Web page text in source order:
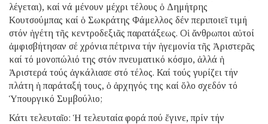
λέγεται), καί νά μένουν μέχρι τέλους ὁ Δημήτρης
Κουτσούμπας καί ὁ Σωκράτης Φάμελλος δέν περιποιεῖ τιμή
στόν ἡγέτη τῆς κεντροδεξιᾶς παρατάξεως. Οἱ ἄνθρωποι αὐτοί
ἀμφισβήτησαν σέ χρόνια πέτρινα τήν ἡγεμονία τῆς Ἀριστερᾶς
καί τό μονοπώλιό της στόν πνευματικό κόσμο, ἀλλά ἡ
Ἀριστερά τούς ἀγκάλιασε στό τέλος. Καί τούς γυρίζει τήν
πλάτη ἡ παράταξή τους, ὁ ἀρχηγός της καί ὅλο σχεδόν τό
Ὑπουργικό Συμβούλιο;
Κάτι τελευταῖο: Ἡ τελευταία φορά πού ἔγινε, πρίν τήν